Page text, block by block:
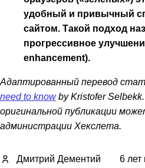
удобный и привычный
сайтом. Такой подход
прогрессивное
enhancement).
Адаптированный перевод
need to knowby Kristofer
оригинальной публикации
администрации Хекслета.
Дмитрий Дементий 6 лет